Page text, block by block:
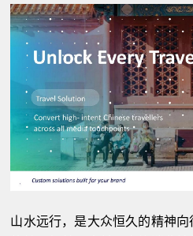
山水远行，是大众恒久的精神